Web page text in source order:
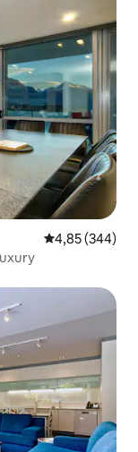
4,85 de
4,85 (344)